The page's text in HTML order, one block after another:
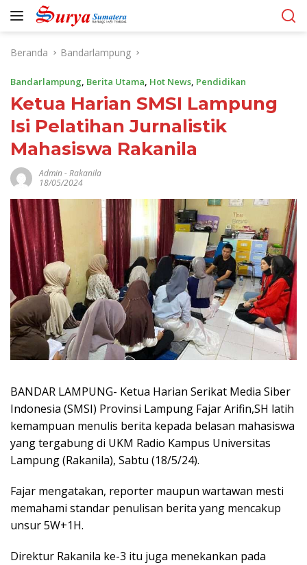
Langsung
Beranda
Bandarlampung
Bandarlampung, Berita Utama, Hot News, Pendidikan
Ketua Harian SMSI Lampung
Isi Pelatihan Jurnalistik
Mahasiswa Rakanila
Admin-Rakanila
18/05/2024
BANDAR LAMPUNG- Ketua Harian Serikat Media Siber
Indonesia (SMSI) Provinsi Lampung Fajar Arifin,SH latih
kemampuan menulis berita kepada belasan mahasiswa
yang tergabung di UKM Radio Kampus Universitas
Lampung (Rakanila), Sabtu (18/5/24).
Fajar mengatakan, reporter maupun wartawan mesti
memahami standar penulisan berita yang mencakup
unsur 5W+1H.
Direktur Rakanila ke-3 itu juga menekankan pada